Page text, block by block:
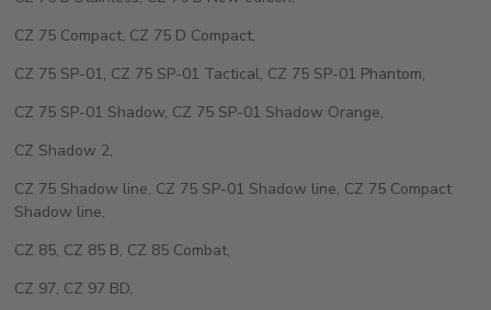
CZ 75 Compact, CZ 75 D Compact,
CZ 75 SP-01, CZ 75 SP-01 Tactical, CZ 75 SP-01 Phantom,
CZ 75 SP-01 Shadow, CZ 75 SP-01 Shadow Orange,
CZ Shadow 2,
CZ 75 Shadow line, CZ 75 SP-01 Shadow line, CZ 75 Compact
Shadow line,
CZ 85, CZ 85 B, CZ 85 Combat,
CZ 97, CZ 97 BD,